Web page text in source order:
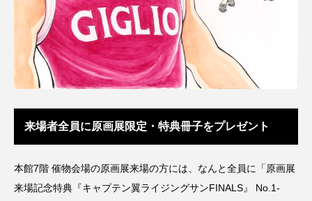
来場者全員に原画展限定・特典冊子をプレゼント
本館7階 催物会場の原画展来場の方には、なんと全員に「原画展
来場記念特典『キャプテン翼ライジングサンFINALS』 No.1-